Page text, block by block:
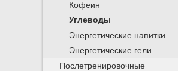
Кофеин
Углеводы
Энергетические напитки
Энергетические гели
Послетренировочные